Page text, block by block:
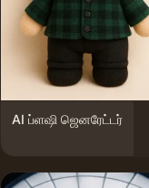
AI ப்ளஷி ஜெனரேட்டர்